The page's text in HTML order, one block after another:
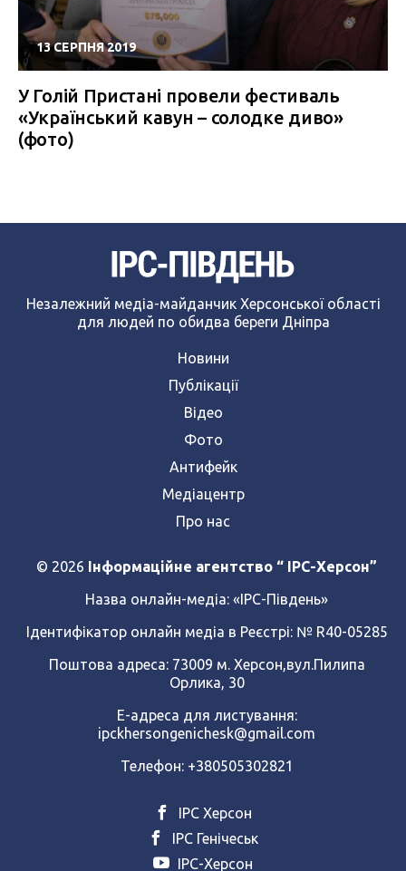
13 СЕРПНЯ 2019
У Голій Пристані провели фестиваль
«Український кавун – солодке диво»
(фото)
Незалежний медіа-майданчик Херсонської області
для людей по обидва береги Дніпра
Новини
Публікації
Відео
Фото
Антифейк
Медіацентр
Про нас
© 2026 Інформаційне агентство “ IPC-Херсон”
Назва онлайн-медіа: «ІРС-Південь»
Ідентифікатор онлайн медіа в Реєстрі: № R40-05285
Поштова адреса: 73009 м. Херсон,вул.Пилипа
Орлика, 30
Е-адреса для листування:
ipckhersongenichesk@gmail.com
Телефон: +380505302821
ІРС Херсон
ІРС Генічеськ
ІРС-Херсон